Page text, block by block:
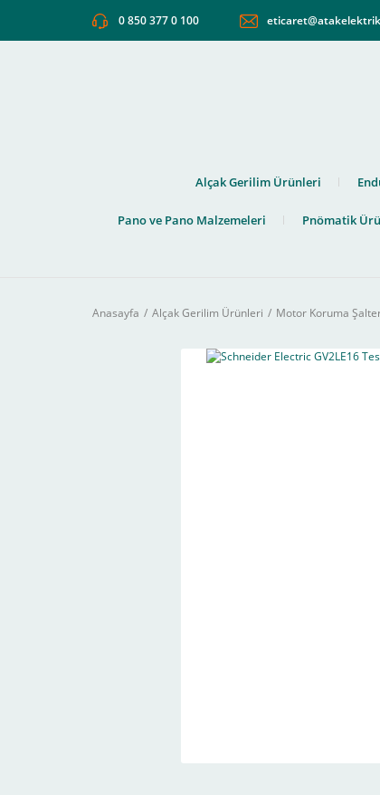
0 850 377 0 100
Alçak Gerilim Ürünleri
Pano ve Pano Malzemeleri Pnömatik
Anasayfa Alçak Gerilim Ürünleri Motor Koruma